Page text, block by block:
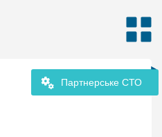
Партнерське СТО